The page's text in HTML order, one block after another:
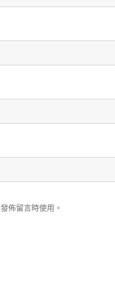
佈留言時使用。